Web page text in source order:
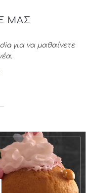
ΜΑΣ
για να μαθαίνετε